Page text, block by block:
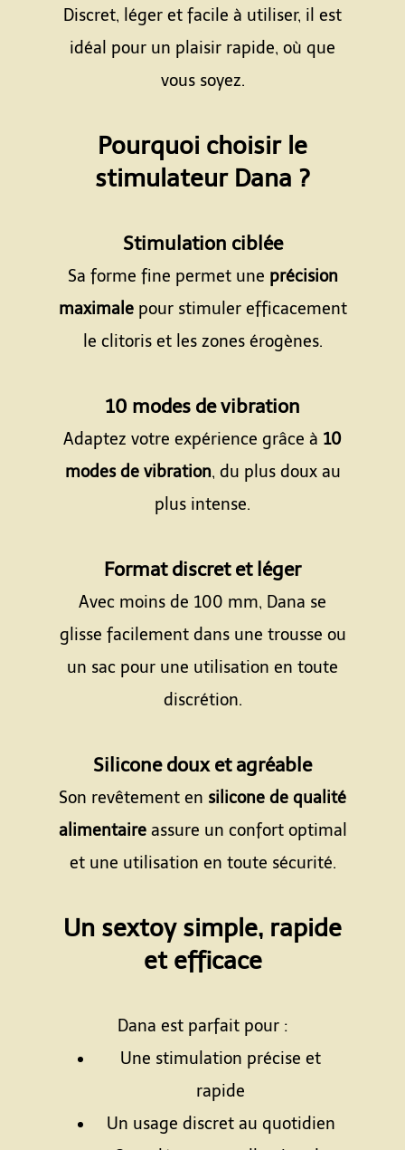
Discret, léger et facile à utiliser, il est
idéal pour un plaisir rapide, où que
vous soyez.
Pourquoi choisir le
stimulateur Dana ?
Stimulation ciblée
Sa forme fine permet une précision
maximalepour stimuler efficacement
le clitoris et les zones érogènes.
10 modes de vibration
Adaptez votre expérience grâce à 10
modes de vibration, du plus doux au
plus intense.
Format discret et léger
Avec moins de 100 mm, Dana se
glisse facilement dans une trousse ou
un sac pour une utilisation en toute
discrétion.
Silicone doux et agréable
Son revêtement en silicone de qualité
alimentaireassure un confort optimal
et une utilisation en toute sécurité.
Un sextoy simple, rapide
et efficace
Dana est parfait pour :
Une stimulation précise et
rapide
Un usage discret au quotidien